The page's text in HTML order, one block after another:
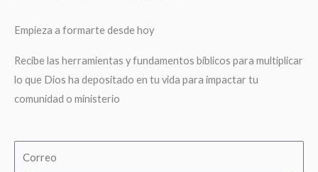
Empieza a formarte desde hoy
Recibe las herramientas y fundamentos biblicos para multiplicar
lo que Dios ha depositado en tu vida para impactar tu
comunidad o ministerio